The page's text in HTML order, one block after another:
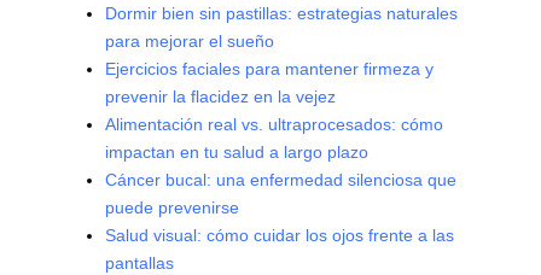
Dormir bien sin pastillas: estrategias naturales
para mejorar el sueño
Ejercicios faciales para mantener firmeza y
prevenir la flacidez en la vejez
Alimentación real vs. ultraprocesados: cómo
impactan en tu salud a largo plazo
Cáncer bucal: una enfermedad silenciosa que
puede prevenirse
Salud visual: cómo cuidar los ojos frente a las
pantallas